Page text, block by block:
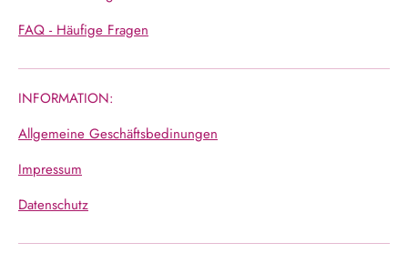
FAQ - Häufige Fragen
INFORMATION:
Allgemeine Geschäftsbedinungen
Impressum
Datenschutz